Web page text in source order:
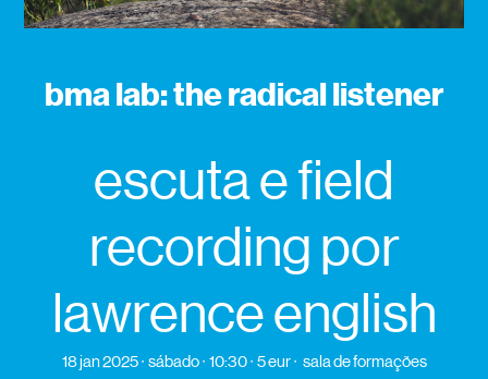
bma lab: the radical listener
escuta e field
recording por
lawrence english
18 jan 2025 sábado 10:30 5 eur sala de formações